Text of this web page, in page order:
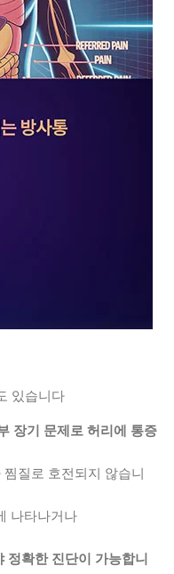
있습니다
장기 문제로 허리에 통증
질로 호전되지 않습니
나타나거나
정확한 진단이 가능합니